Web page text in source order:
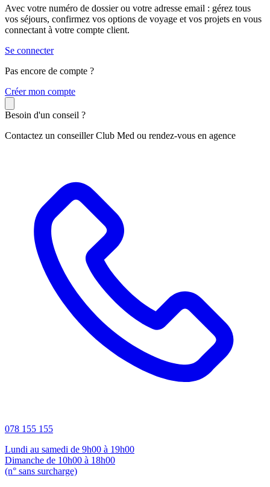
Avec votre numéro de dossier ou votre adresse email : gérez tous
vos séjours, confirmez vos options de voyage et vos projets en vous
connectant à votre compte client.
Se connecter
Pas encore de compte ?
Créer mon compte
Besoin d'un conseil ?
Contactez un conseiller Club Med ou rendez-vous en agence
078 155 155
Lundi au samedi de 9h00 à 19h00
Dimanche de 10h00 à 18h00
(n° sans surcharge)